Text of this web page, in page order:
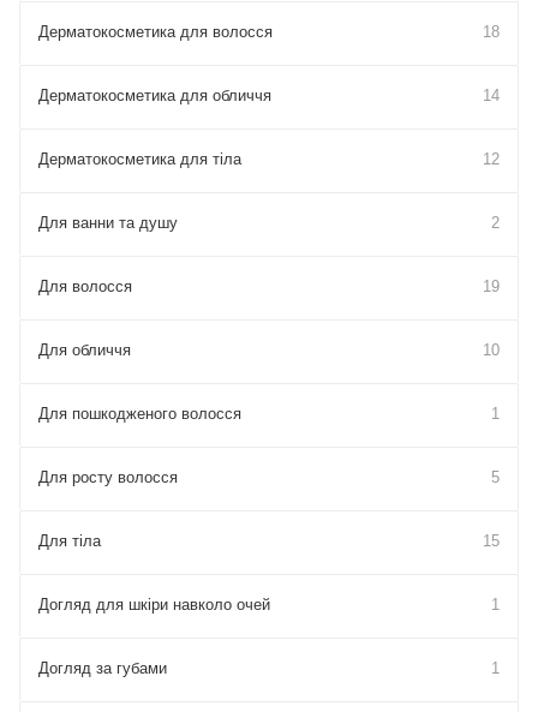
Дерматокосметика для волосся 18
Дерматокосметика для обличчя 14
Дерматокосметика для тіла 12
Для ванни та душу 2
Для волосся 19
Для обличчя 10
Для пошкодженого волосся 1
Для росту волосся 5
Для тіла 15
Догляд для шкіри навколо очей 1
Догляд за губами 1